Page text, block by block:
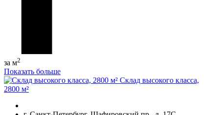
за м2
Показать больше
Склад высокого класса,
2800 м²